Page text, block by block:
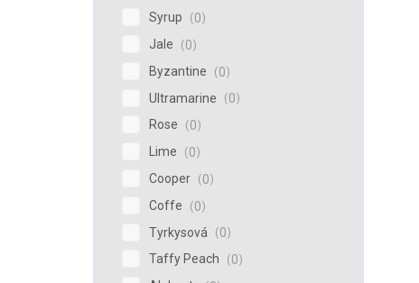
Syrup
0
Jale
0
Byzantine
0
Ultramarine
0
Rose
0
Lime
0
Cooper
0
Coffe
0
Tyrkysová
0
Taffy Peach
0